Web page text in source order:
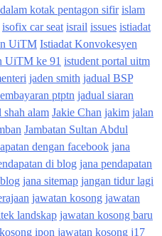
kotak pentagon sifir islam
isofix car seat israil issues istiadat
UiTM Istiadat Konvokesyen
UiTM ke 91 istudent portal uitm
jaden smith jadual BSP
ptptn jadual siaran
shah alam Jakie Chan jakim jalan
Jambatan Sultan Abdul
dengan facebook jana
di blog jana pendapatan
jana sitemap jangan tidur lagi
jawatan kosong jawatan
landskap jawatan kosong baru
ipon jawatan kosong j17